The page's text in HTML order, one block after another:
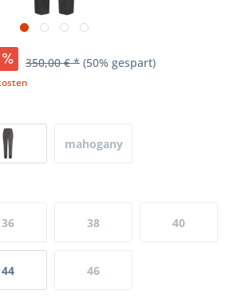
350,00 € * (50% gespart)
mahogany
36 38 40
44 46